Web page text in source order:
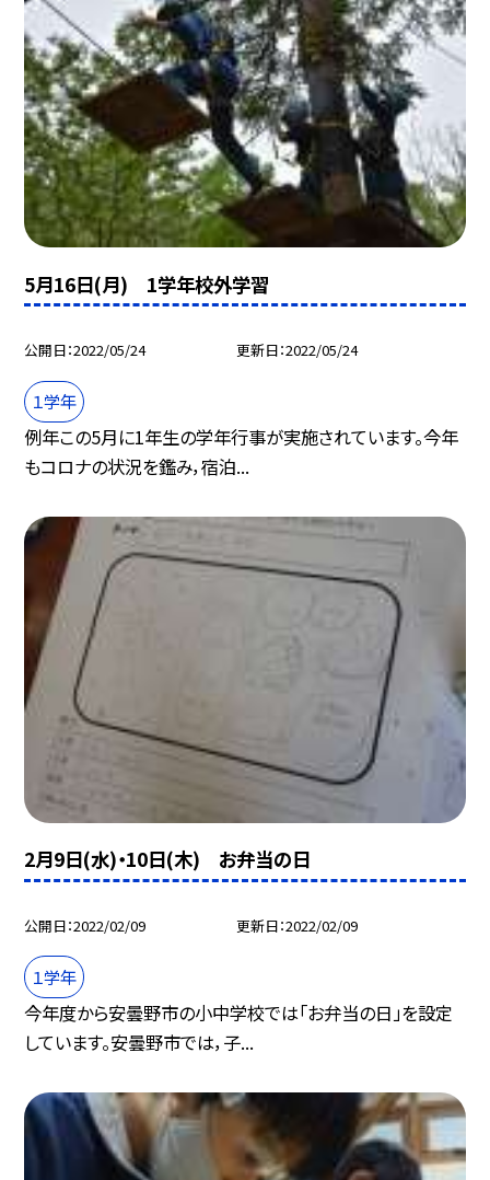
5月16日(月) 1学年校外学習
公開日 2022/05/24 更新日 2022/05/24
１学年
例年この5月に1年生の学年行事が実施されています。今年
もコロナの状況を鑑み，宿泊...
2月9日(水)・10日(木) お弁当の日
公開日 2022/02/09 更新日 2022/02/09
１学年
今年度から安曇野市の小中学校では「お弁当の日」を設定
しています。安曇野市では，子...